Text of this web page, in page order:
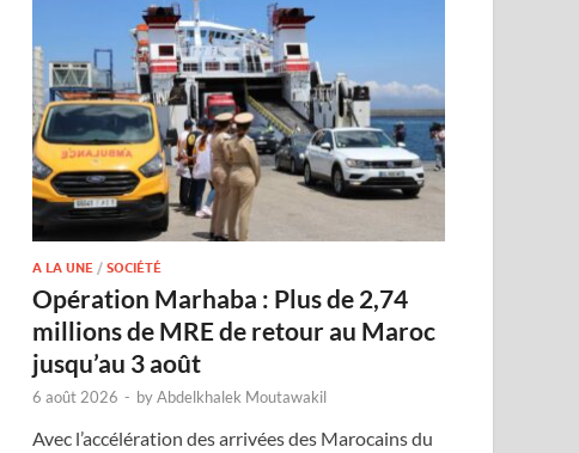
A LA UNE /SOCIÉTÉ
Opération Marhaba : Plus de 2,74
millions de MRE de retour au Maroc
jusqu’au 3 août
6 août 2026 - byAbdelkhalek Moutawakil
Avec l’accélération des arrivées des Marocains du